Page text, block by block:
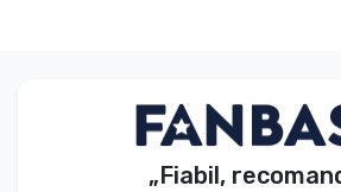
„Fiabil,